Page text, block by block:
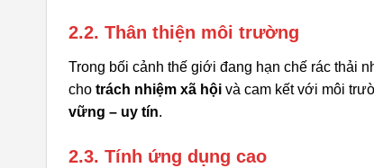
2.2. Thân thiện môi trường
Trong bối cảnh thế giới đang hạn chế rác thải
cho trách nhiệm xã hội và cam kết với môi
vững – uy tín.
2.3. Tính ứng dụng cao